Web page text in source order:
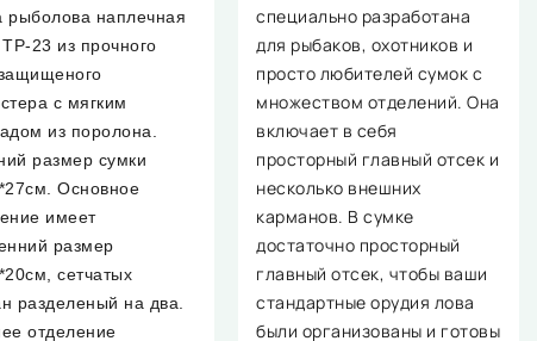
рыболова наплечная
23 из прочного
с мягким
из поролона.
размер сумки
Основное
имеет
размер
сетчатых
разделеный на два.
отделение
специально разработана
для рыбаков, охотников и
просто любителей сумок с
множеством отделений. Она
включает в себя
просторный главный отсек и
несколько внешних
карманов. В сумке
достаточно просторный
главный отсек, чтобы ваши
стандартные орудия лова
были организованы и готовы